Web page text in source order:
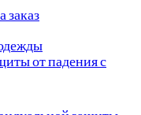
от падения с